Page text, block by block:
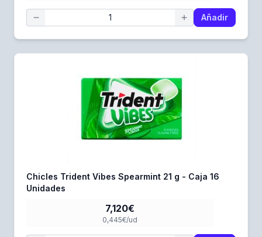
Añadir
Chicles Trident Vibes Spearmint 21 g - Caja 16
Unidades
7,120€
0,445€/ud